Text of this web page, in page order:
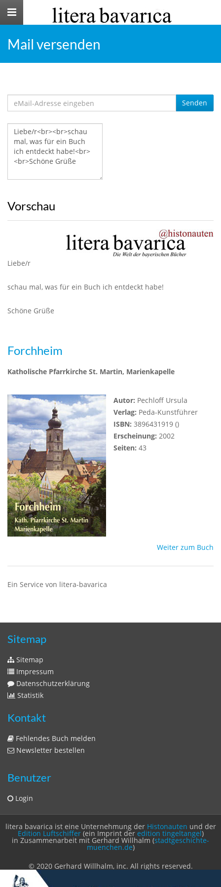
Toggle
Mail versenden
Senden
Vorschau
Liebe/r
schau mal, was für ein Buch ich entdeckt habe!
Schöne Grüße
Forchheim
Katholische Pfarrkirche St. Martin, Marienkapelle
Autor: Pechloff Ursula
Verlag: Peda-Kunstführer
ISBN: 3896431919 ()
Erscheinung: 2002
Seiten: 43
Weiter zum Buch
Ein Service von litera-bavarica
Sitemap
Sitemap
Impressum
Datenschutzerklärung
Statistik
Kontakt
Fehlendes Buch melden
Newsletter bestellen
Benutzer
Login
litera bavarica ist eine Unternehmung der Histonauten und der
Edition Luftschiffer(ein Imprint der edition tingeltangel)
in Zusammenarbeit mit Gerhard Willhalm (stadtgeschichte-
muenchen.de)
© 2020 Gerhard Willhalm, inc. All rights reserved.